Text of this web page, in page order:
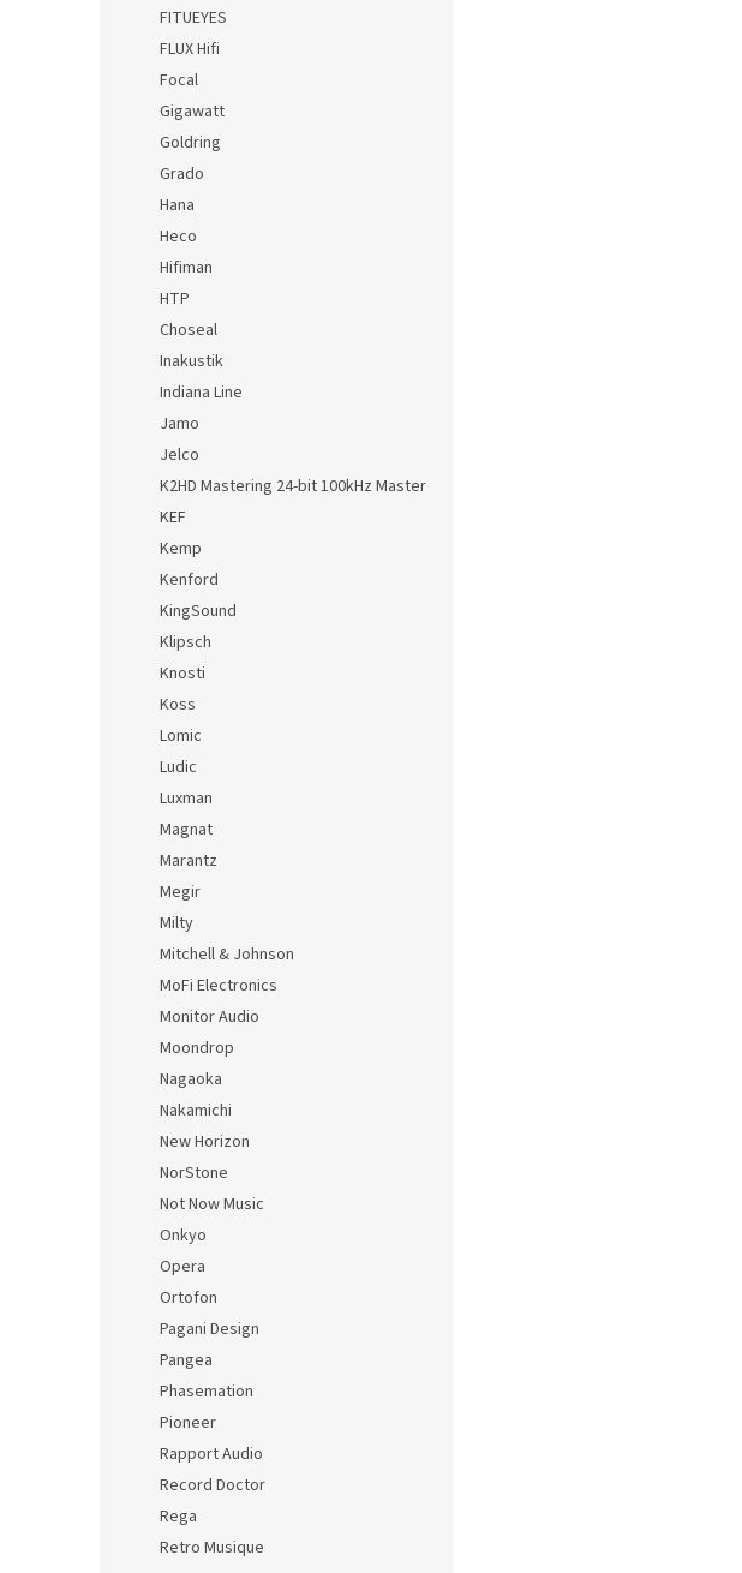
FITUEYES
FLUX Hifi
Focal
Gigawatt
Goldring
Grado
Hana
Heco
Hifiman
HTP
Choseal
Inakustik
Indiana Line
Jamo
Jelco
K2HD Mastering 24-bit 100kHz Master
KEF
Kemp
Kenford
KingSound
Klipsch
Knosti
Koss
Lomic
Ludic
Luxman
Magnat
Marantz
Megir
Milty
Mitchell & Johnson
MoFi Electronics
Monitor Audio
Moondrop
Nagaoka
Nakamichi
New Horizon
NorStone
Not Now Music
Onkyo
Opera
Ortofon
Pagani Design
Pangea
Phasemation
Pioneer
Rapport Audio
Record Doctor
Rega
Retro Musique